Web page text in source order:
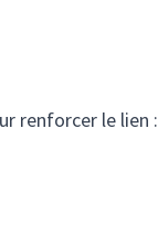
renforcer le lien :